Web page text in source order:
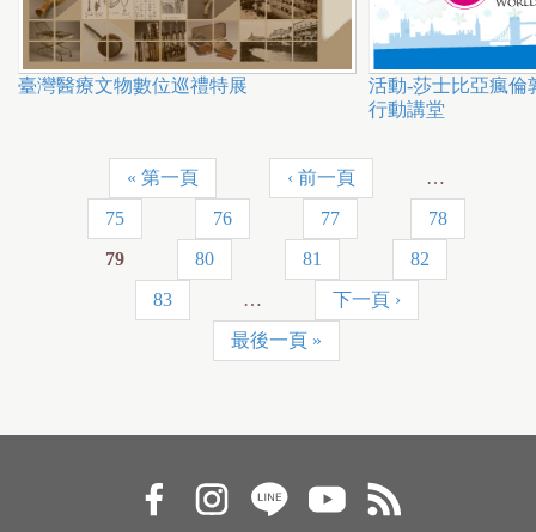
臺灣醫療文物數位巡禮特展
活動-莎士比亞瘋
行動講堂
« 第一頁 ‹ 前一頁
…
75
76 77
78
79
80 81
82
83
…
下一頁 ›
最後一頁 »